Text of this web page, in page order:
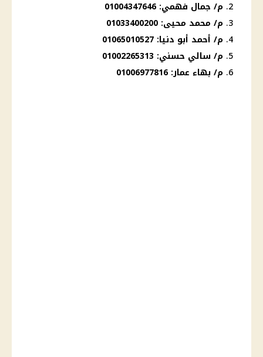
م/ جمال فهمي: 01004347646
م/ محمد محيى: 01033400200
م/ أحمد أبو دنيا: 01065010527
م/ سالي حسني: 01002265313
م/ بهاء عمار: 01006977816